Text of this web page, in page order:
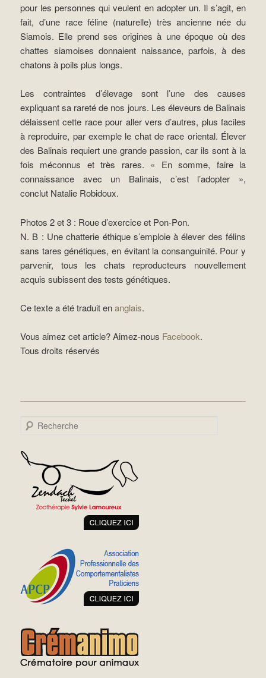
pour les personnes qui veulent en adopter un. Il s’agit, en
fait, d’une race féline (naturelle) très ancienne née du
Siamois. Elle prend ses origines à une époque où des
chattes siamoises donnaient naissance, parfois, à des
chatons à poils plus longs.
Les contraintes d’élevage sont l’une des causes
expliquant sa rareté de nos jours. Les éleveurs de Balinais
délaissent cette race pour aller vers d’autres, plus faciles
à reproduire, par exemple le chat de race oriental. Élever
des Balinais requiert une grande passion, car ils sont à la
fois méconnus et très rares. « En somme, faire la
connaissance avec un Balinais, c’est l’adopter »,
conclut Natalie Robidoux.
Photos 2 et 3 : Roue d’exercice et Pon-Pon.
N. B : Une chatterie éthique s’emploie à élever des félins
sans tares génétiques, en évitant la consanguinité. Pour y
parvenir, tous les chats reproducteurs nouvellement
acquis subissent des tests génétiques.
Ce texte a été traduit enanglais.
Vous aimez cet article? Aimez-nous Facebook.
Tous droits réservés
Recherche